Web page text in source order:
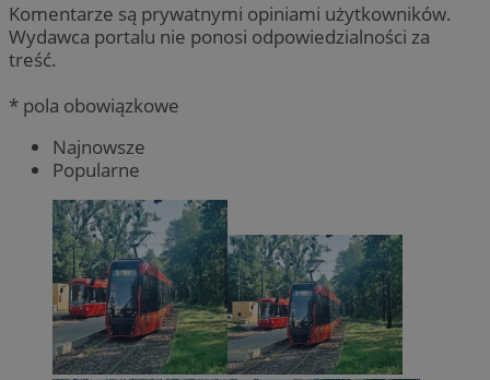
Komentarze są prywatnymi opiniami użytkowników.
Wydawca portalu nie ponosi odpowiedzialności za
treść.
* pola obowiązkowe
Najnowsze
Popularne